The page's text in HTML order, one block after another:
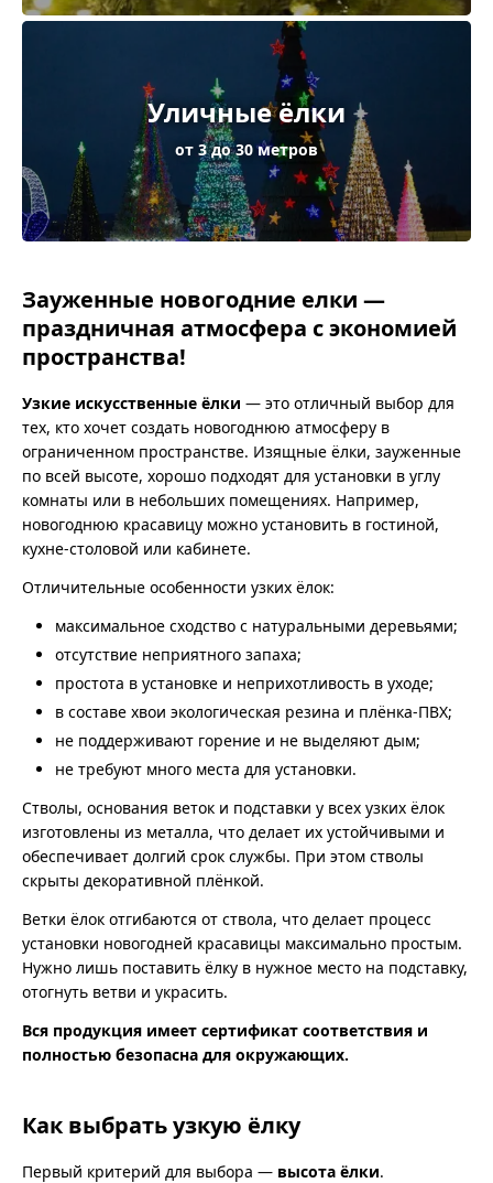
Уличные ёлки
от 3 до 30 метров
Зауженные новогодние елки —
праздничная атмосфера с экономией
пространства!
Узкие искусственные ёлки — это отличный выбор для
тех, кто хочет создать новогоднюю атмосферу в
ограниченном пространстве. Изящные ёлки, зауженные
по всей высоте, хорошо подходят для установки в углу
комнаты или в небольших помещениях. Например,
новогоднюю красавицу можно установить в гостиной,
кухне-столовой или кабинете.
Отличительные особенности узких ёлок:
максимальное сходство с натуральными деревьями;
отсутствие неприятного запаха;
простота в установке и неприхотливость в уходе;
в составе хвои экологическая резина и плёнка-ПВХ;
не поддерживают горение и не выделяют дым;
не требуют много места для установки.
Стволы, основания веток и подставки у всех узких ёлок
изготовлены из металла, что делает их устойчивыми и
обеспечивает долгий срок службы. При этом стволы
скрыты декоративной плёнкой.
Ветки ёлок отгибаются от ствола, что делает процесс
установки новогодней красавицы максимально простым.
Нужно лишь поставить ёлку в нужное место на подставку,
отогнуть ветви и украсить.
Вся продукция имеет сертификат соответствия и
полностью безопасна для окружающих.
Как выбрать узкую ёлку
Первый критерий для выбора — высота ёлки.